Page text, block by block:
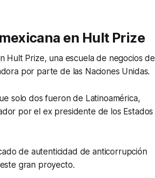
en Hult Prize
Hult Prize, una escuela de negocios de
por parte de las Naciones Unidas.
solo dos fueron de Latinoamérica,
por el ex presidente de los Estados
de autenticidad de anticorrupción
gran proyecto.